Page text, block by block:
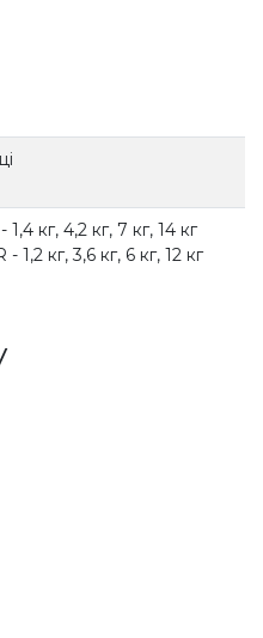
1,4 кг, 4,2 кг, 7 кг, 14 кг
- 1,2 кг, 3,6 кг, 6 кг, 12 кг